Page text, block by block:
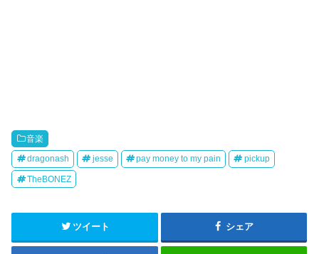
音楽
dragonash jesse pay money to my pain pickup
TheBONEZ
ツイート シェア